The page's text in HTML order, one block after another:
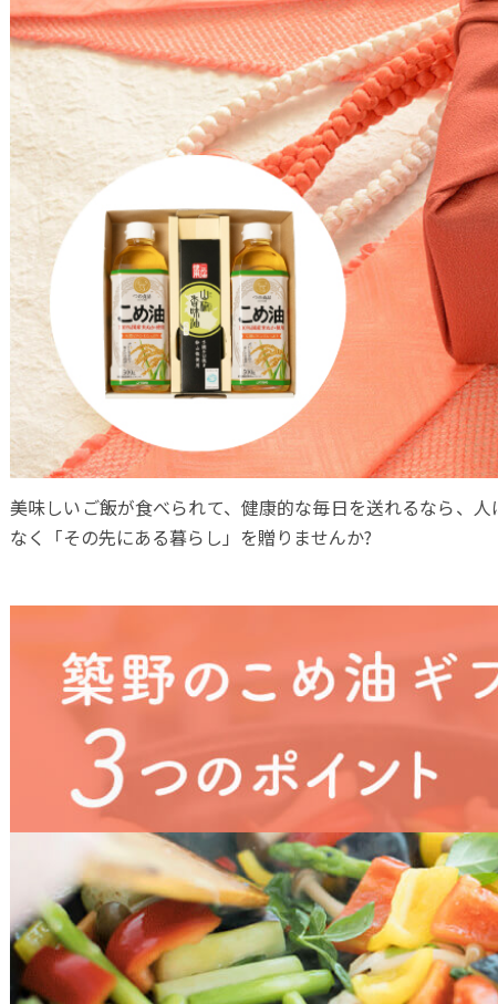
美味しいご飯が食べられて、健康的な毎日を送れるなら、
なく「その先にある暮らし」を贈りませんか?